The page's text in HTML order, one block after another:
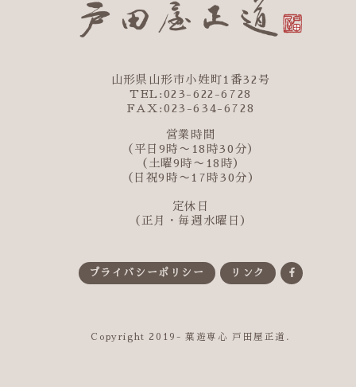
山形県山形市小姓町1番32号
TEL:023-622-6728
FAX:023-634-6728
営業時間
（平日9時〜18時30分）
（土曜9時〜18時）
（日祝9時〜17時30分）
定休日
（正月・毎週水曜日）
プライバシーポリシー リンク
Copyright 2019- 菓遊専心 戸田屋正道.